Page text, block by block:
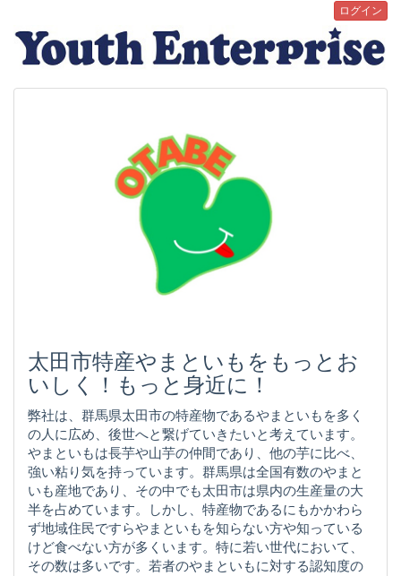
ログイン
太田市特産やまといもをもっとお
いしく！もっと身近に！
弊社は、群馬県太田市の特産物であるやまといもを多く
の人に広め、後世へと繋げていきたいと考えています。
やまといもは長芋や山芋の仲間であり、他の芋に比べ、
強い粘り気を持っています。群馬県は全国有数のやまと
いも産地であり、その中でも太田市は県内の生産量の大
半を占めています。しかし、特産物であるにもかかわら
ず地域住民ですらやまといもを知らない方や知っている
けど食べない方が多くいます。特に若い世代において、
その数は多いです。若者のやまといもに対する認知度の